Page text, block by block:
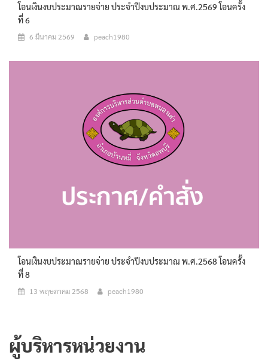
โอนเงินงบประมาณรายจ่าย ประจำปีงบประมาณ พ.ศ.2569 โอนครั้ง
ที่ 6
6 มีนาคม 2569 peach1980
โอนเงินงบประมาณรายจ่าย ประจำปีงบประมาณ พ.ศ.2568 โอนครั้ง
ที่ 8
13 พฤษภาคม 2568 peach1980
ผู้บริหารหน่วยงาน